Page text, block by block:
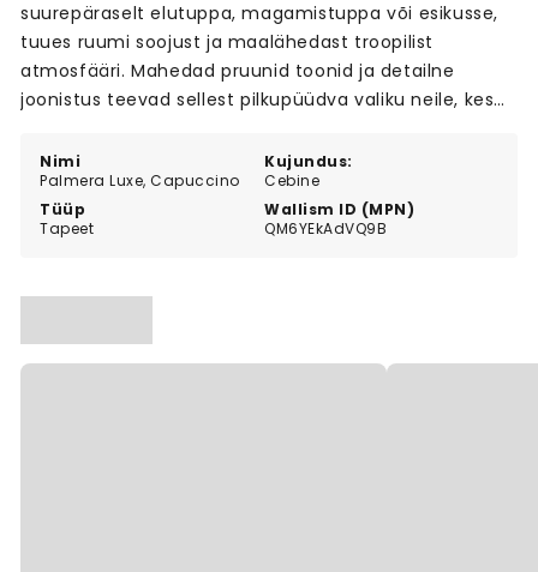
Nimi
Palmera Luxe, Capuccino
Kujundus:
Cebine
Tüüp
Tapeet
Wallism ID (MPN)
QM6YEkAdVQ9B
suurepäraselt elutuppa, magamistuppa või esikusse,
tuues ruumi soojust ja maalähedast troopilist
atmosfääri. Mahedad pruunid toonid ja detailne
joonistus teevad sellest pilkupüüdva valiku neile, kes